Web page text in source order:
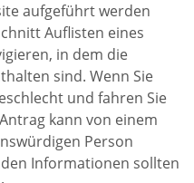
aufgeführt werden
Auflisten eines
in dem die
sind. Wenn Sie
und fahren Sie
kann von einem
Person
Informationen sollten